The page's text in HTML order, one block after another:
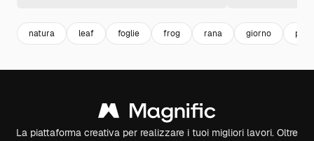
natura leaf foglie frog rana giorno
La piattaforma creativa per realizzare i tuoi migliori lavori. Oltre